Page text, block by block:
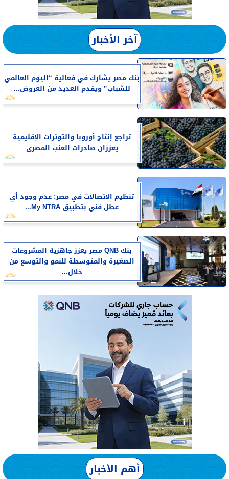
آخر الأخبار
بنك مصر يشارك في فعالية “اليوم العالمي
للشباب” ويقدم العديد من العروض...
تراجع إنتاج أوروبا والتوترات الإقليمية
يعززان صادرات العنب المصرى
تنظيم الاتصالات في مصر: عدم وجود أي
عطل فني بتطبيق My NTRA...
بنك QNB مصر يعزز جاهزية المشروعات
الصغيرة والمتوسطة للنمو والتوسع من
خلال...
أهم الأخبار